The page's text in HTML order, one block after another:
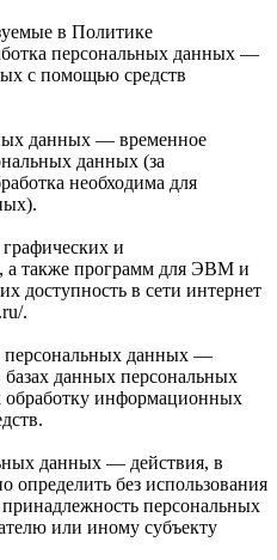
в Политике
персональных данных —
с помощью средств
данных — временное
данных (за
необходима для
и
а также программ для ЭВМ и
доступность в сети интернет
.
персональных данных —
данных персональных
информационных
данных — действия, в
определить без использования
персональных
или иному субъекту